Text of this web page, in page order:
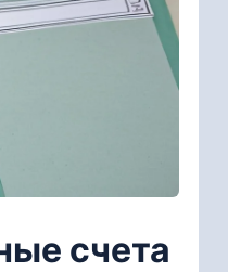
счета